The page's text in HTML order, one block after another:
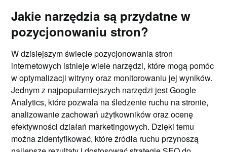
Jakie narzędzia są przydatne w
pozycjonowaniu stron?
W dzisiejszym świecie pozycjonowania stron
internetowych istnieje wiele narzędzi, które mogą pomóc
w optymalizacji witryny oraz monitorowaniu jej wyników.
Jednym z najpopularniejszych narzędzi jest Google
Analytics, które pozwala na śledzenie ruchu na stronie,
analizowanie zachowań użytkowników oraz ocenę
efektywności działań marketingowych. Dzięki temu
można zidentyfikować, które źródła ruchu przynoszą